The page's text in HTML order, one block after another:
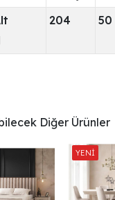
204 50
Diğer Ürünler